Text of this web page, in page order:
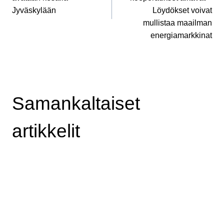
Jyväskylään
Löydökset voivat
mullistaa maailman
energiamarkkinat
Samankaltaiset
artikkelit